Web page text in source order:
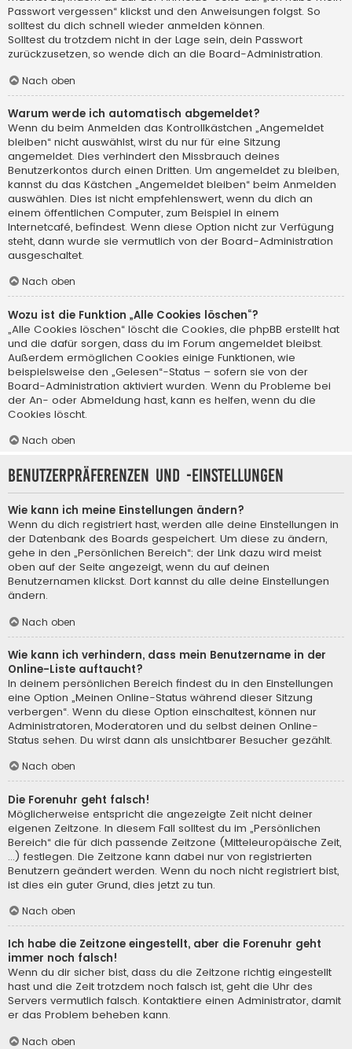
Passwort vergessen“ klickst und den Anweisungen folgst. So
solltest du dich schnell wieder anmelden können.
Solltest du trotzdem nicht in der Lage sein, dein Passwort
zurückzusetzen, so wende dich an die Board-Administration.
Nach oben
Warum werde ich automatisch abgemeldet?
Wenn du beim Anmelden das Kontrollkästchen „Angemeldet
bleiben“ nicht auswählst, wirst du nur für eine Sitzung
angemeldet. Dies verhindert den Missbrauch deines
Benutzerkontos durch einen Dritten. Um angemeldet zu bleiben,
kannst du das Kästchen „Angemeldet bleiben“ beim Anmelden
auswählen. Dies ist nicht empfehlenswert, wenn du dich an
einem öffentlichen Computer, zum Beispiel in einem
Internetcafé, befindest. Wenn diese Option nicht zur Verfügung
steht, dann wurde sie vermutlich von der Board-Administration
ausgeschaltet.
Nach oben
Wozu ist die Funktion „Alle Cookies löschen“?
„Alle Cookies löschen“ löscht die Cookies, die phpBB erstellt hat
und die dafür sorgen, dass du im Forum angemeldet bleibst.
Außerdem ermöglichen Cookies einige Funktionen, wie
beispielsweise den „Gelesen“-Status – sofern sie von der
Board-Administration aktiviert wurden. Wenn du Probleme bei
der An- oder Abmeldung hast, kann es helfen, wenn du die
Cookies löscht.
Nach oben
Benutzerpräferenzen und -einstellungen
Wie kann ich meine Einstellungen ändern?
Wenn du dich registriert hast, werden alle deine Einstellungen in
der Datenbank des Boards gespeichert. Um diese zu ändern,
gehe in den „Persönlichen Bereich“; der Link dazu wird meist
oben auf der Seite angezeigt, wenn du auf deinen
Benutzernamen klickst. Dort kannst du alle deine Einstellungen
ändern.
Nach oben
Wie kann ich verhindern, dass mein Benutzername in der
Online-Liste auftaucht?
In deinem persönlichen Bereich findest du in den Einstellungen
eine Option „Meinen Online-Status während dieser Sitzung
verbergen“. Wenn du diese Option einschaltest, können nur
Administratoren, Moderatoren und du selbst deinen Online-
Status sehen. Du wirst dann als unsichtbarer Besucher gezählt.
Nach oben
Die Forenuhr geht falsch!
Möglicherweise entspricht die angezeigte Zeit nicht deiner
eigenen Zeitzone. In diesem Fall solltest du im „Persönlichen
Bereich“ die für dich passende Zeitzone (Mitteleuropäische Zeit,
...) festlegen. Die Zeitzone kann dabei nur von registrierten
Benutzern geändert werden. Wenn du noch nicht registriert bist,
ist dies ein guter Grund, dies jetzt zu tun.
Nach oben
Ich habe die Zeitzone eingestellt, aber die Forenuhr geht
immer noch falsch!
Wenn du dir sicher bist, dass du die Zeitzone richtig eingestellt
hast und die Zeit trotzdem noch falsch ist, geht die Uhr des
Servers vermutlich falsch. Kontaktiere einen Administrator, damit
er das Problem beheben kann.
Nach oben